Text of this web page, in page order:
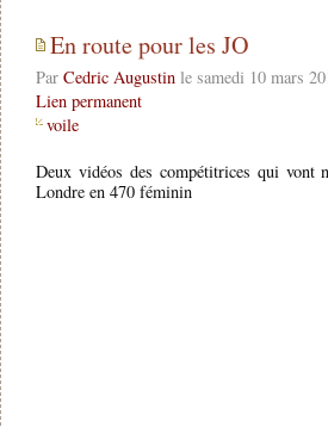
En route pour les JO
Par Cedric Augustinle samedi 10 mars
Lien permanent
voile
Deux vidéos des compétitrices qui vont
Londre en 470 féminin